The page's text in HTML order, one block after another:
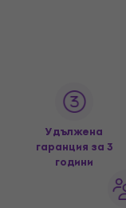
Удължена
гаранция за 3
години